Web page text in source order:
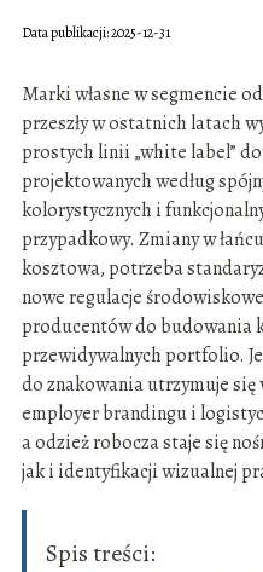
Data publikacji: 2025-12-31
Marki własne w segmencie
przeszły w ostatnich latach
prostych linii „white label”
projektowanych według
kolorystycznych i
przypadkowy. Zmiany w
kosztowa, potrzeba
nowe regulacje
producentów do budowania
przewidywalnych portfolio.
do znakowania utrzymuje
employer brandingu i
a odzież robocza staje się
jak i identyfikacji wizualnej
Spis treści: